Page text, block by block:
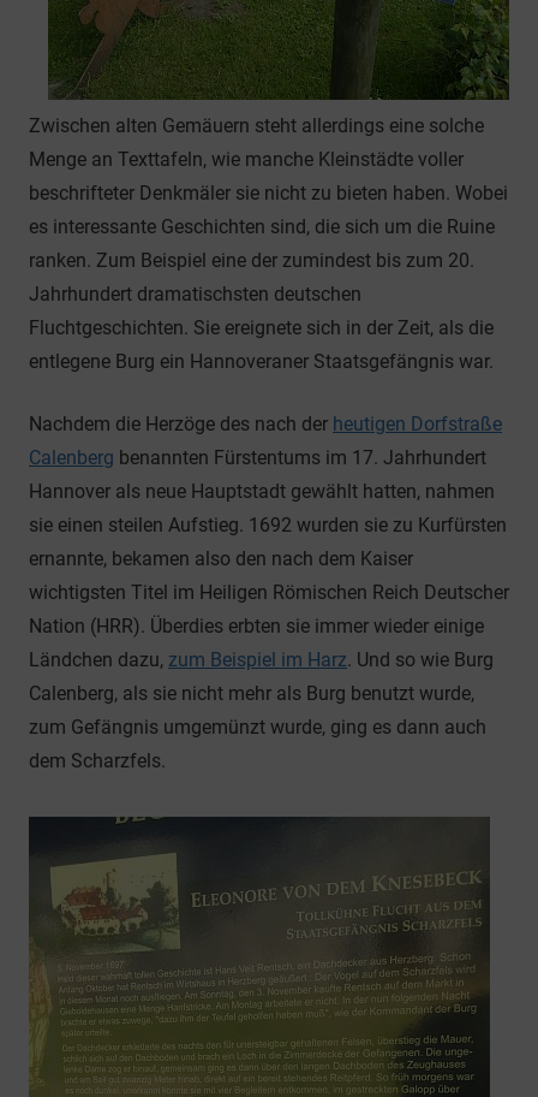
Zwischen alten Gemäuern steht allerdings eine solche
Menge an Texttafeln, wie manche Kleinstädte voller
beschrifteter Denkmäler sie nicht zu bieten haben. Wobei
es interessante Geschichten sind, die sich um die Ruine
ranken. Zum Beispiel eine der zumindest bis zum 20.
Jahrhundert dramatischsten deutschen
Fluchtgeschichten. Sie ereignete sich in der Zeit, als die
entlegene Burg ein Hannoveraner Staatsgefängnis war.
Nachdem die Herzöge des nach der heutigen Dorfstraße
Calenberg benannten Fürstentums im 17. Jahrhundert
Hannover als neue Hauptstadt gewählt hatten, nahmen
sie einen steilen Aufstieg. 1692 wurden sie zu Kurfürsten
ernannte, bekamen also den nach dem Kaiser
wichtigsten Titel im Heiligen Römischen Reich Deutscher
Nation (HRR). Überdies erbten sie immer wieder einige
Ländchen dazu, zum Beispiel im Harz. Und so wie Burg
Calenberg, als sie nicht mehr als Burg benutzt wurde,
zum Gefängnis umgemünzt wurde, ging es dann auch
dem Scharzfels.